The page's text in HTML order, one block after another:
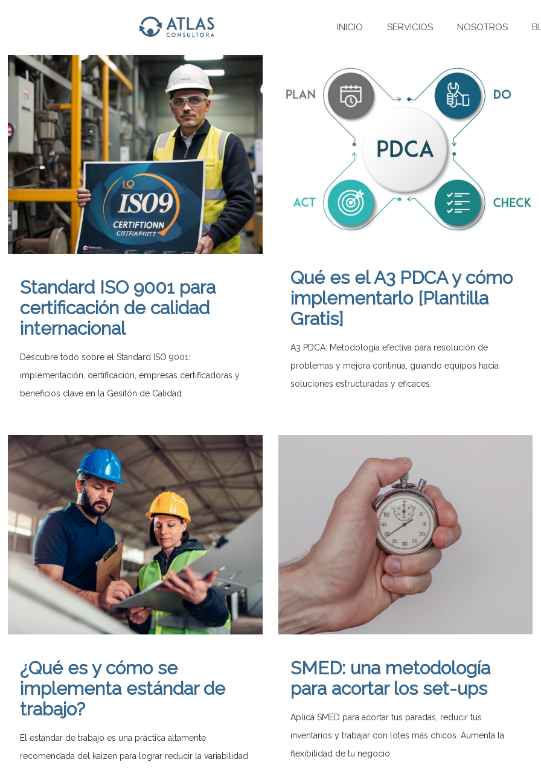
INICIO SERVICIOS NOSOTROS
Standard ISO 9001 para
certificación de calidad
internacional
Descubre todo sobre el Standard ISO 9001:
implementación, certificación, empresas certificadoras y
beneficios clave en la Gesitón de Calidad.
Qué es el A3 PDCA y cómo
implementarlo [Plantilla
Gratis]
A3 PDCA: Metodología efectiva para resolución de
problemas y mejora continua, guiando equipos hacia
soluciones estructuradas y eficaces.
¿Qué es y cómo se
implementa estándar de
trabajo?
El estándar de trabajo es una práctica altamente
recomendada del kaizen para lograr reducir la variabilidad
SMED: una metodología
para acortar los set-ups
Aplicá SMED para acortar tus paradas, reducir tus
inventarios y trabajar con lotes más chicos. Aumentá la
flexibilidad de tu negocio.